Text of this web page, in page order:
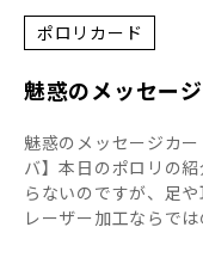
ポロリカード
魅惑のメッセー
魅惑のメッセージカ
バ】本日のポロリの
らないのですが、足
レーザー加工ならでは